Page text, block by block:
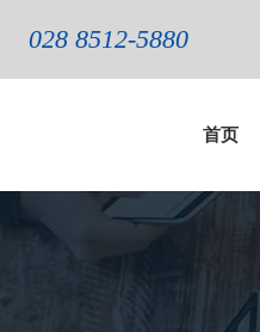
028 8512-5880
首页